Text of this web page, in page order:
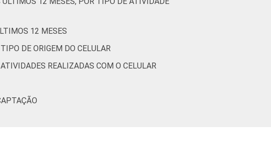
Informação (Cetic.br), Pesquisa sobre o uso das
- TIC Organizações Sem Fins Lucrativos 2016
12 MESES
DE ORIGEM DO CELULAR
REALIZADAS COM O CELULAR